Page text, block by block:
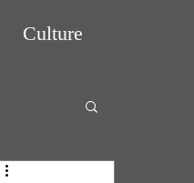
Culture